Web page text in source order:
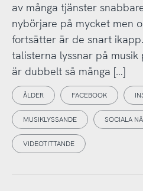
av många tjänster
nybörjare på mycket men
fortsätter är de snart
talisterna lyssnar på musik
är dubbelt så många […]
ÅLDER FACEBOOK
MUSIKLYSSANDE SOCIALA
VIDEOTITTANDE